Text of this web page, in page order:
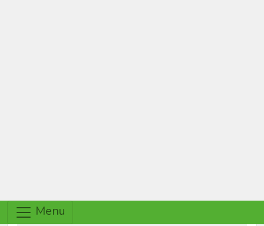
listy.